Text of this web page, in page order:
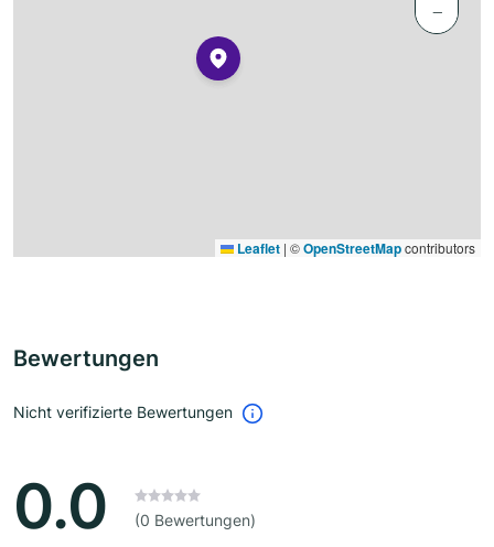
−
Leaflet | ©OpenStreetMapcontributors
Bewertungen
Nicht verifizierte Bewertungen
0.0 (0 Bewertungen)